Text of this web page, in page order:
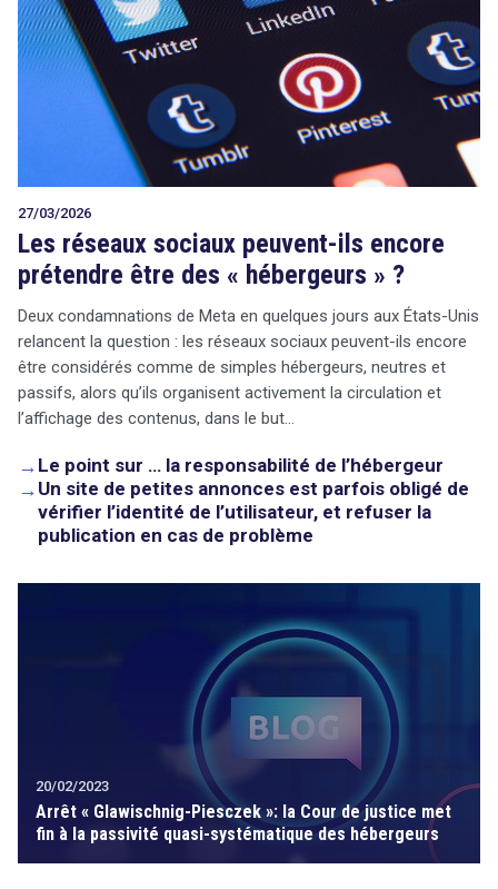
27/03/2026
Les réseaux sociaux peuvent-ils encore
prétendre être des « hébergeurs » ?
Deux condamnations de Meta en quelques jours aux États-Unis
relancent la question : les réseaux sociaux peuvent-ils encore
être considérés comme de simples hébergeurs, neutres et
passifs, alors qu’ils organisent activement la circulation et
l’affichage des contenus, dans le but…
→ Le point sur … la responsabilité de l’hébergeur
→ Un site de petites annonces est parfois obligé de
vérifier l’identité de l’utilisateur, et refuser la
publication en cas de problème
20/02/2023
Arrêt « Glawischnig-Piesczek »: la Cour de justice met
fin à la passivité quasi-systématique des hébergeurs